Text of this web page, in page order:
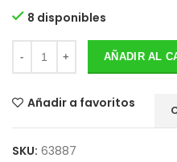
8 disponibles
AÑADIR AL
Añadir a favoritos
SKU: 63887